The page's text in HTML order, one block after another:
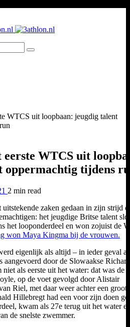
eerste WTCS uit
oppermachtig tijdens
2 min read
zaken gedaan in zijn strijd
het jeugdige Britse talent
het looponderdeel en won zojuist de
won Maya Kingma bij de vrouwen.
eigenlijk als altijd – in ieder geval
aangevoerd door de Slowaakse Richard
als eerste uit het water: dat was de
op de voet gevolgd door Alistair
Riel, met daar weer achter een groot
Hillebregt had een voor zijn doen
kwam als 27e terug uit het water
de snelste zwemmer.